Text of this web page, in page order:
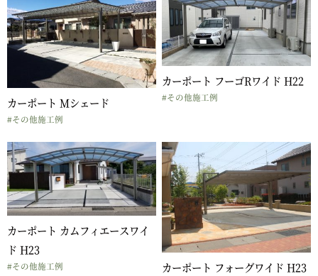
カーポート Mシェード
#その他施工例
カーポート フーゴRワイド H22
#その他施工例
カーポート カムフィエースワイ
ド H23
#その他施工例 カーポート フォーグワイド H23